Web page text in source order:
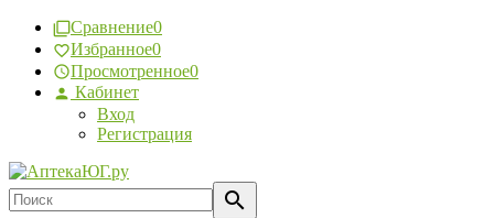
Сравнение0
Избранное0
Просмотренное0
Кабинет
Вход
Регистрация